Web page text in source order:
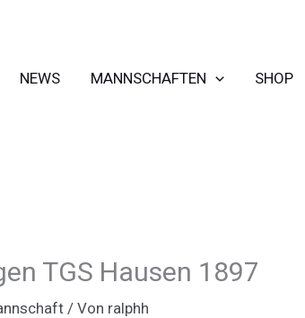
NEWS MANNSCHAFTEN SHOP
TGS Hausen 1897
/ Von ralphh